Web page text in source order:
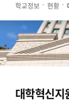
학교정보 현황
대학혁신지